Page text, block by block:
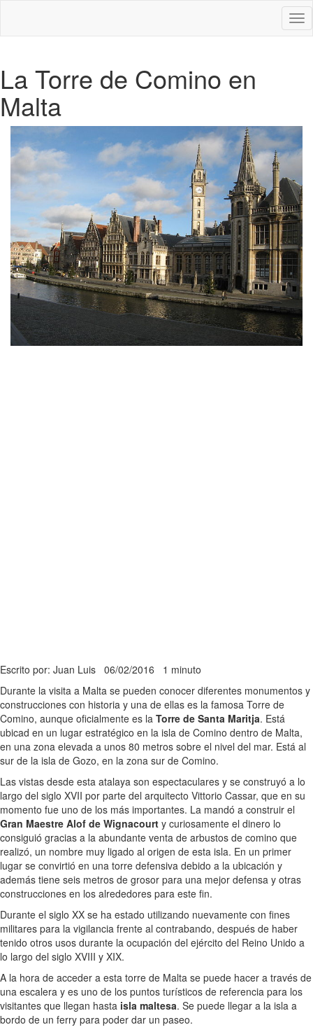
La Torre de Comino en
Malta
Escrito por: Juan Luis 06/02/2016 1 minuto
Durante la visita a Malta se pueden conocer diferentes monumentos y
construcciones con historia y una de ellas es la famosa Torre de
Comino, aunque oficialmente es la Torre de Santa Maritja. Está
ubicad en un lugar estratégico en la isla de Comino dentro de Malta,
en una zona elevada a unos 80 metros sobre el nivel del mar. Está al
sur de la isla de Gozo, en la zona sur de Comino.
Las vistas desde esta atalaya son espectaculares y se construyó a lo
largo del siglo XVII por parte del arquitecto Vittorio Cassar, que en su
momento fue uno de los más importantes. La mandó a construir el
Gran Maestre Alof de Wignacourt y curiosamente el dinero lo
consiguió gracias a la abundante venta de arbustos de comino que
realizó, un nombre muy ligado al origen de esta isla. En un primer
lugar se convirtió en una torre defensiva debido a la ubicación y
además tiene seis metros de grosor para una mejor defensa y otras
construcciones en los alrededores para este fin.
Durante el siglo XX se ha estado utilizando nuevamente con fines
militares para la vigilancia frente al contrabando, después de haber
tenido otros usos durante la ocupación del ejército del Reino Unido a
lo largo del siglo XVIII y XIX.
A la hora de acceder a esta torre de Malta se puede hacer a través de
una escalera y es uno de los puntos turísticos de referencia para los
visitantes que llegan hasta isla maltesa. Se puede llegar a la isla a
bordo de un ferry para poder dar un paseo.